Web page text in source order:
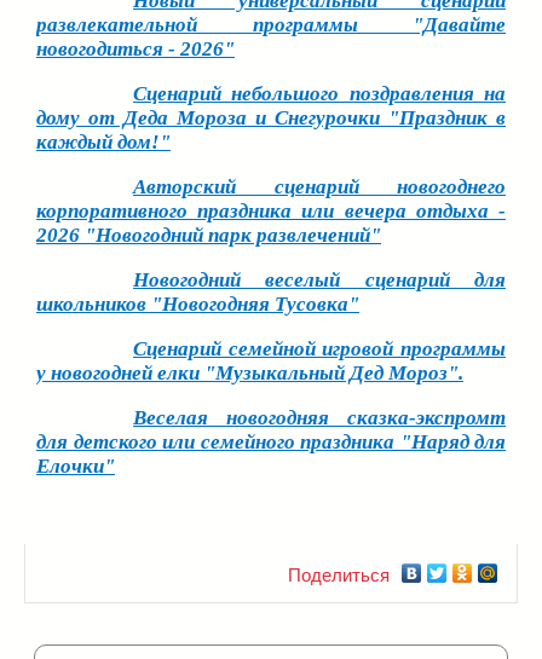
развлекательной программы "Давайте
новогодиться - 2026"
Сценарий небольшого поздравления на
дому от Деда Мороза и Снегурочки "Праздник в
каждый дом!"
Авторский сценарий новогоднего
корпоративного праздника или вечера отдыха -
2026 "Новогодний парк развлечений"
Новогодний веселый сценарий для
школьников "Новогодняя Тусовка"
Сценарий семейной игровой программы
у новогодней елки "Музыкальный Дед Мороз".
Веселая новогодняя сказка-экспромт
для детского или семейного праздника "Наряд для
Елочки"
Поделиться